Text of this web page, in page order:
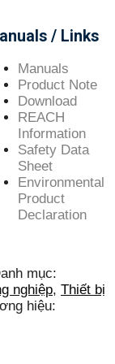
/ Links
Manuals
Product Note
Download
REACH
Information
Safety Data
Sheet
Environmental
Product
Declaration
mục:
nghiệp, Thiết bị
hiệu: